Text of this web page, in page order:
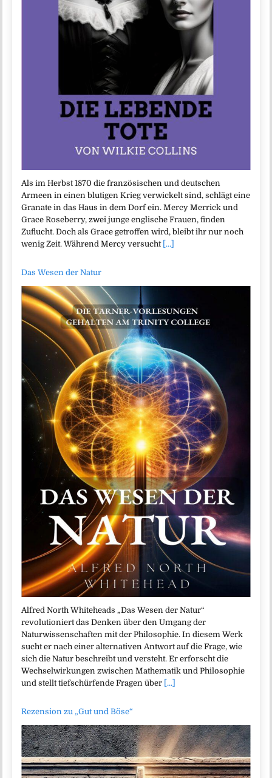
Als im Herbst 1870 die französischen und deutschen
Armeen in einen blutigen Krieg verwickelt sind, schlägt eine
Granate in das Haus in dem Dorf ein. Mercy Merrick und
Grace Roseberry, zwei junge englische Frauen, finden
Zuflucht. Doch als Grace getroffen wird, bleibt ihr nur noch
wenig Zeit. Während Mercy versucht [...]
Das Wesen der Natur
Alfred North Whiteheads „Das Wesen der Natur“
revolutioniert das Denken über den Umgang der
Naturwissenschaften mit der Philosophie. In diesem Werk
sucht er nach einer alternativen Antwort auf die Frage, wie
sich die Natur beschreibt und versteht. Er erforscht die
Wechselwirkungen zwischen Mathematik und Philosophie
und stellt tiefschürfende Fragen über [...]
Rezension zu „Gut und Böse“